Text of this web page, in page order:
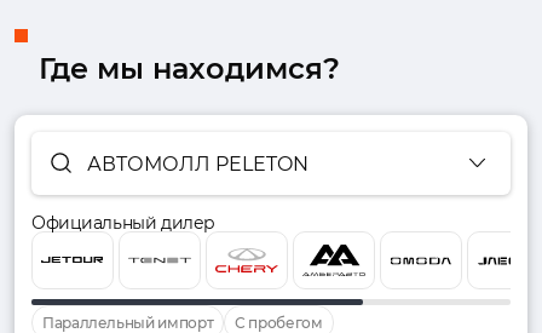
Где мы находимся?
АВТОМОЛЛ PELETON
Официальный дилер
Параллельный импорт С пробегом